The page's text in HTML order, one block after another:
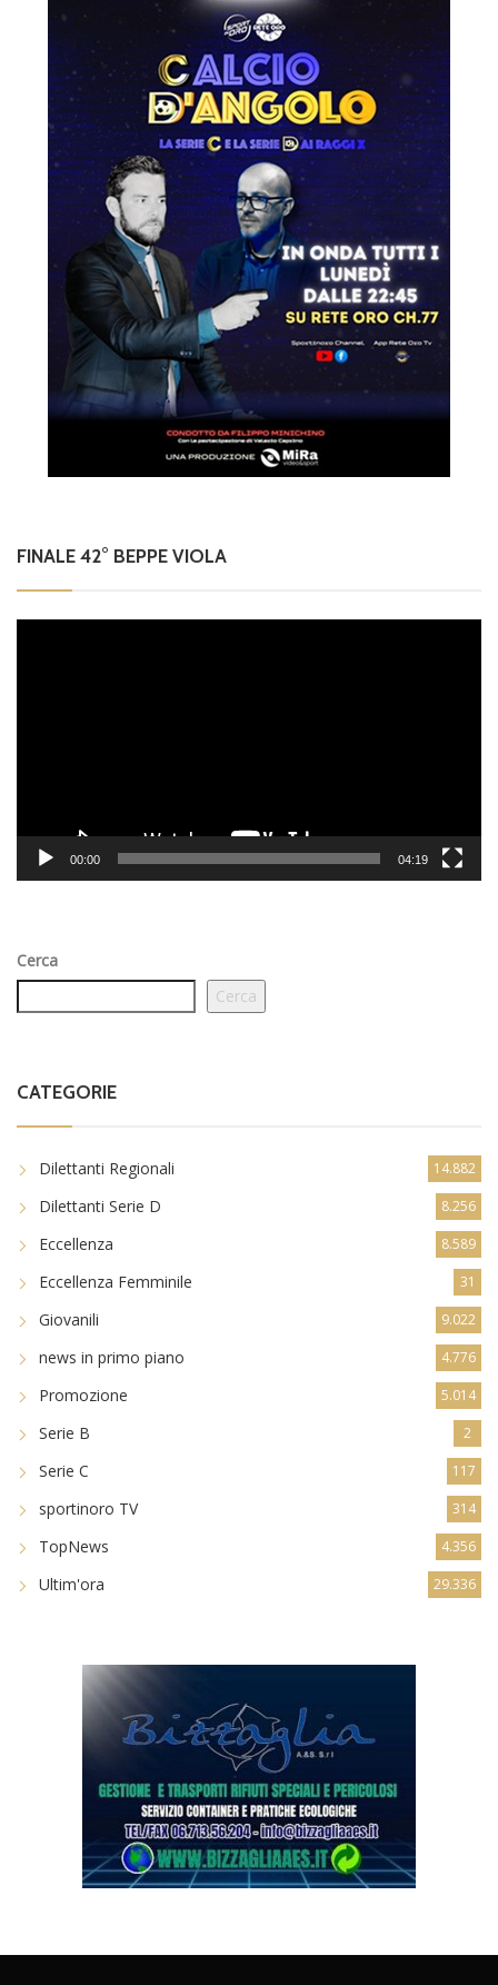
FINALE 42° BEPPE VIOLA
00:00 04:19
Cerca
Cerca
CATEGORIE
Dilettanti Regionali 14.882
Dilettanti Serie D 8.256
Eccellenza 8.589
Eccellenza Femminile 31
Giovanili 9.022
news in primo piano 4.776
Promozione 5.014
Serie B 2
Serie C 117
sportinoro TV 314
TopNews 4.356
Ultim'ora 29.336